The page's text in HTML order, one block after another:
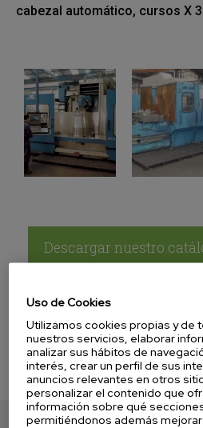
cabezal automático, cursos X
Descargar nuestro
Uso de Cookies
Utilizamos cookies propias y de
nuestros servicios, elaborar
analizar sus hábitos de
interés, crear un perfil de sus
anuncios relevantes en otros
personalizar el contenido que
información sobre qué
permitiéndonos además mejorar